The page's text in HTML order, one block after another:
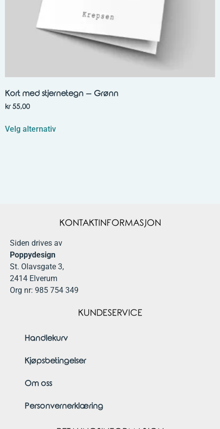
Kort med stjernetegn – Grønn
kr55,00
Velg alternativ
KONTAKTINFORMASJON
Siden drives av
Poppydesign
St. Olavsgate 3,
2414 Elverum
Org nr: 985 754 349
KUNDESERVICE
Handlekurv
Kjøpsbetingelser
Om oss
Personvernerklæring